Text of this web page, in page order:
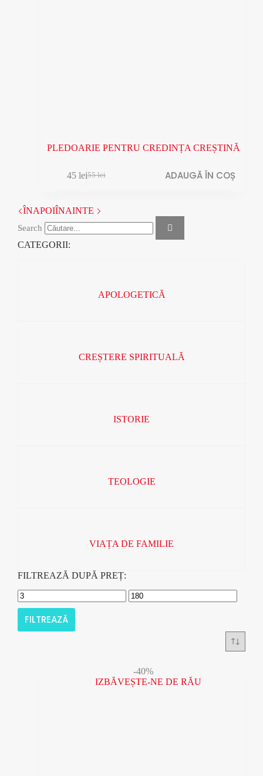
PLEDOARIE PENTRU CREDINȚA CREȘTINĂ
55lei
Prețul
fost:
55 lei.
45 leiPrețul
45 lei.
ADAUGĂ ÎN COȘ
ÎNAPOIÎNAINTE
Search
CATEGORII:
APOLOGETICĂ
CREȘTERE SPIRITUALĂ
ISTORIE
TEOLOGIE
VIAȚA DE FAMILIE
FILTREAZĂ DUPĂ PREȚ:
FILTREAZĂ
-40%